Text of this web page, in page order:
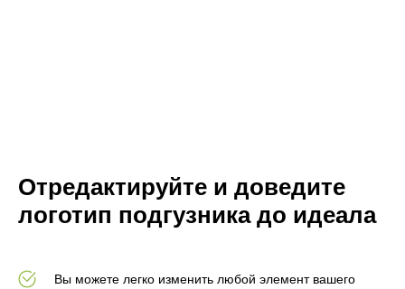
Отредактируйте и доведите
логотип подгузника до идеала
Вы можете легко изменить любой элемент вашего